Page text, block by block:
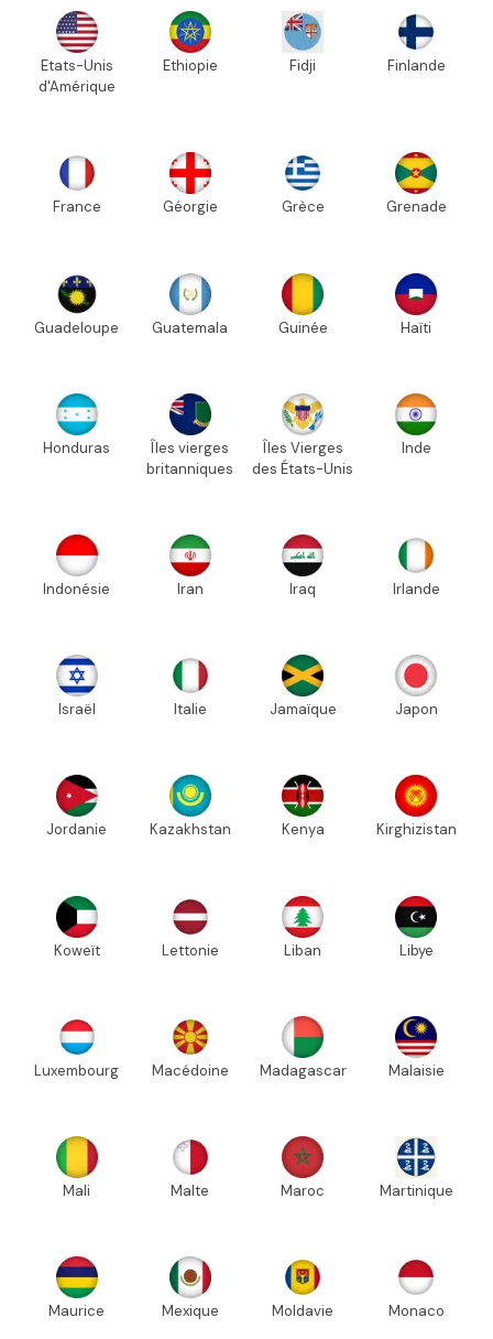
Etats-Unis
d'Amérique
Ethiopie Fidji Finlande
France Géorgie Grèce Grenade
Guadeloupe Guatemala Guinée Haïti
Honduras
Îles vierges
britanniques
Îles Vierges
des États-Unis
Inde
Indonésie Iran Iraq Irlande
Israël Italie Jamaïque Japon
Jordanie Kazakhstan Kenya Kirghizistan
Koweït Lettonie Liban Libye
Luxembourg Macédoine Madagascar Malaisie
Mali Malte Maroc Martinique
Maurice Mexique Moldavie Monaco